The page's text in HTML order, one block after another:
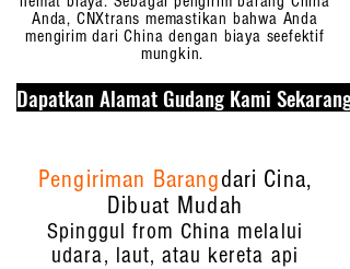
Anda, CNXtrans memastikan bahwa Anda
mengirim dari China dengan biaya seefektif
mungkin.
Dapatkan Alamat Gudang Kami Sekarang
Pengiriman Barangdari Cina,
Dibuat Mudah
Spinggul from China melalui
udara, laut, atau kereta api